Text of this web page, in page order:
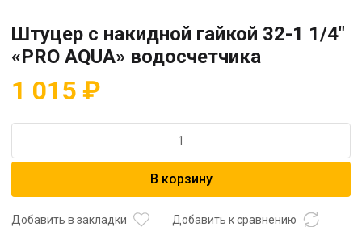
Штуцер с накидной гайкой 32-1 1/4″
«PRO AQUA» водосчетчика
1 015 ₽
Штуцер
гайкой
В корзину
Добавить в закладки Добавить к сравнению